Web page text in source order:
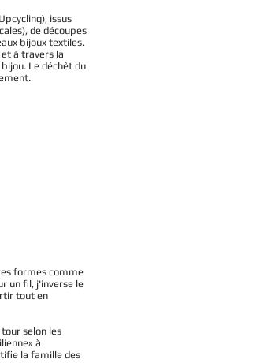
issus
de découpes
bijoux textiles.
à travers la
Le déchêt du
formes comme
un fil, j'inverse le
tout en
selon les
à
la famille des